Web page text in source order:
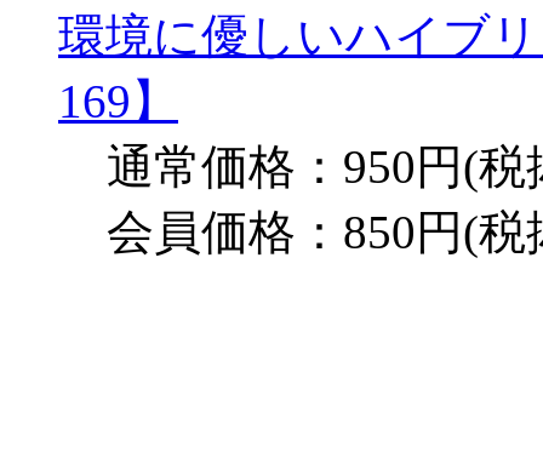
環境に優しいハイブ
169】
通常価格：950円(税
会員価格：850円(税